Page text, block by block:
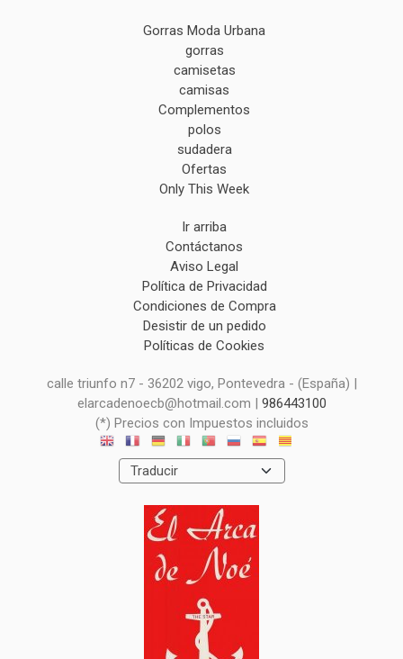
Gorras Moda Urbana
gorras
camisetas
camisas
Complementos
polos
sudadera
Ofertas
Only This Week
Ir arriba
Contáctanos
Aviso Legal
Política de Privacidad
Condiciones de Compra
Desistir de un pedido
Políticas de Cookies
calle triunfo n7 - 36202 vigo, Pontevedra - (España) |
elarcadenoecb@hotmail.com | 986443100
(*) Precios con Impuestos incluidos